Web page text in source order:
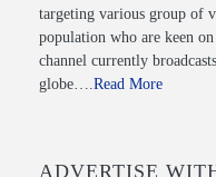
targeting various group of
population who are keen
channel currently
globe…. Read More
ADVERTISE